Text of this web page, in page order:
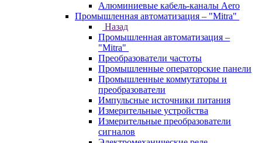
Алюминиевые кабель-каналы Aero
Промышленная автоматизация – "Mitra"
Назад
Промышленная автоматизация –
"Mitra"
Преобразователи частоты
Промышленные операторские панели
Промышленные коммутаторы и
преобразователи
Импульсные источники питания
Измерительные устройства
Измерительные преобразователи
сигналов